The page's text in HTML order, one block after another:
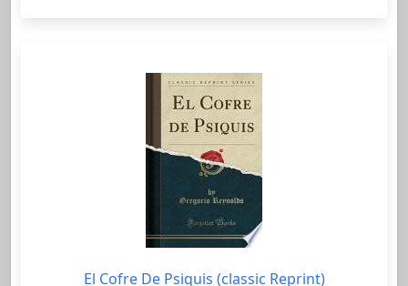
El Cofre De Psiquis (classic Reprint)